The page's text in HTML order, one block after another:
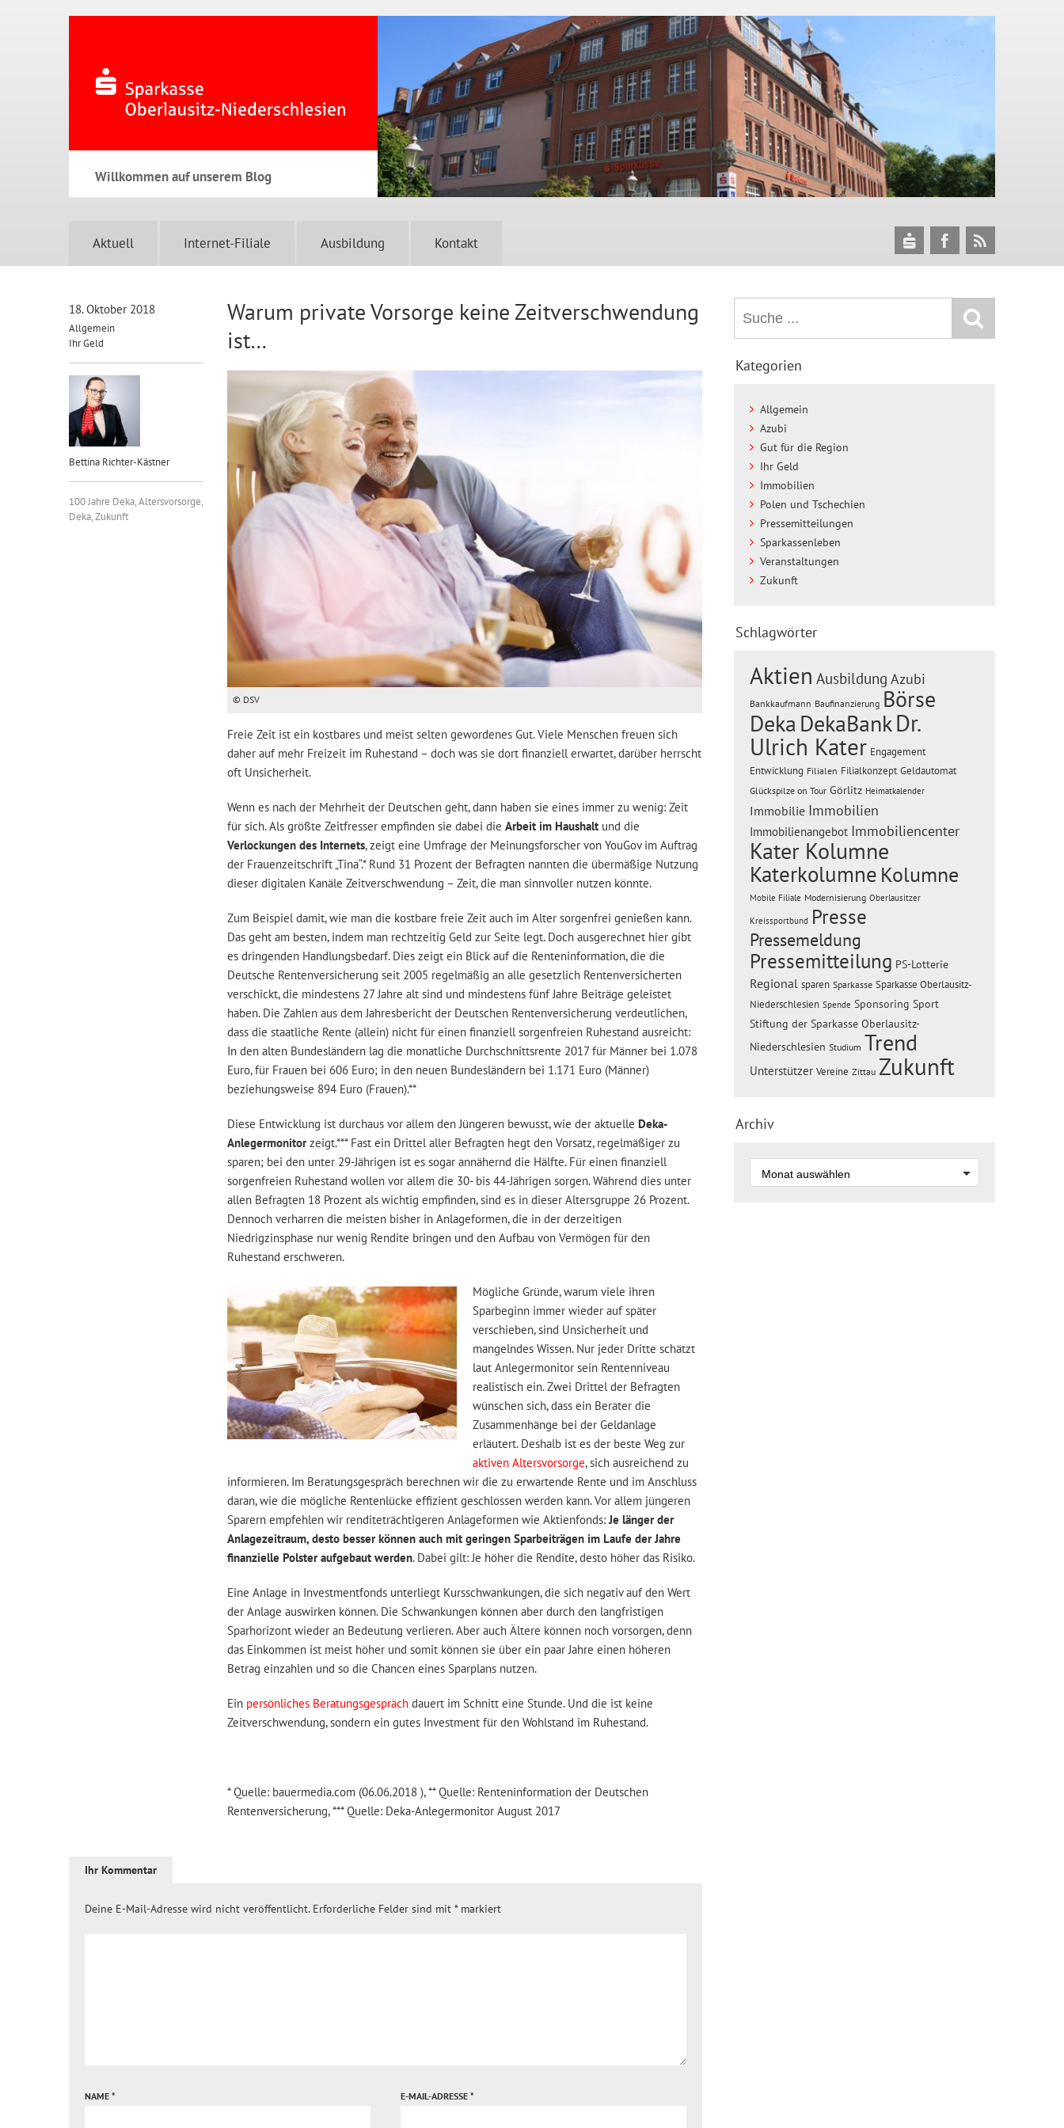
Willkommen auf unserem Blog
Aktuell Internet-Filiale Ausbildung Kontakt
18. Oktober 2018
Allgemein
Ihr Geld
Bettina Richter-Kästner
100 Jahre Deka,Altersvorsorge,
Deka,Zukunft
Warum private Vorsorge keine Zeitverschwendung
ist…
© DSV
Freie Zeit ist ein kostbares und meist selten gewordenes Gut. Viele Menschen freuen sich
daher auf mehr Freizeit im Ruhestand – doch was sie dort finanziell erwartet, darüber herrscht
oft Unsicherheit.
Wenn es nach der Mehrheit der Deutschen geht, dann haben sie eines immer zu wenig: Zeit
für sich. Als größte Zeitfresser empfinden sie dabei die Arbeit im Haushalt und die
Verlockungen des Internets, zeigt eine Umfrage der Meinungsforscher von YouGov im Auftrag
der Frauenzeitschrift „Tina“.* Rund 31 Prozent der Befragten nannten die übermäßige Nutzung
dieser digitalen Kanäle Zeitverschwendung – Zeit, die man sinnvoller nutzen könnte.
Zum Beispiel damit, wie man die kostbare freie Zeit auch im Alter sorgenfrei genießen kann.
Das geht am besten, indem man rechtzeitig Geld zur Seite legt. Doch ausgerechnet hier gibt
es dringenden Handlungsbedarf. Dies zeigt ein Blick auf die Renteninformation, die die
Deutsche Rentenversicherung seit 2005 regelmäßig an alle gesetzlich Rentenversicherten
verschickt, die mindestens 27 Jahre alt sind und mindestens fünf Jahre Beiträge geleistet
haben. Die Zahlen aus dem Jahresbericht der Deutschen Rentenversicherung verdeutlichen,
dass die staatliche Rente (allein) nicht für einen finanziell sorgenfreien Ruhestand ausreicht:
In den alten Bundesländern lag die monatliche Durchschnittsrente 2017 für Männer bei 1.078
Euro, für Frauen bei 606 Euro; in den neuen Bundesländern bei 1.171 Euro (Männer)
beziehungsweise 894 Euro (Frauen).**
Diese Entwicklung ist durchaus vor allem den Jüngeren bewusst, wie der aktuelle Deka-
Anlegermonitorzeigt.*** Fast ein Drittel aller Befragten hegt den Vorsatz, regelmäßiger zu
sparen; bei den unter 29-Jährigen ist es sogar annähernd die Hälfte. Für einen finanziell
sorgenfreien Ruhestand wollen vor allem die 30- bis 44-Jährigen sorgen. Während dies unter
allen Befragten 18 Prozent als wichtig empfinden, sind es in dieser Altersgruppe 26 Prozent.
Dennoch verharren die meisten bisher in Anlageformen, die in der derzeitigen
Niedrigzinsphase nur wenig Rendite bringen und den Aufbau von Vermögen für den
Ruhestand erschweren.
Mögliche Gründe, warum viele ihren
Sparbeginn immer wieder auf später
verschieben, sind Unsicherheit und
mangelndes Wissen. Nur jeder Dritte schätzt
laut Anlegermonitor sein Rentenniveau
realistisch ein. Zwei Drittel der Befragten
wünschen sich, dass ein Berater die
Zusammenhänge bei der Geldanlage
erläutert. Deshalb ist es der beste Weg zur
aktiven Altersvorsorge, sich ausreichend zu
informieren. Im Beratungsgespräch berechnen wir die zu erwartende Rente und im Anschluss
daran, wie die mögliche Rentenlücke effizient geschlossen werden kann. Vor allem jüngeren
Sparern empfehlen wir renditeträchtigeren Anlageformen wie Aktienfonds:Je länger der
Anlagezeitraum, desto besser können auch mit geringen Sparbeiträgen im Laufe der Jahre
finanzielle Polster aufgebaut werden. Dabei gilt: Je höher die Rendite, desto höher das Risiko.
Eine Anlage in Investmentfonds unterliegt Kursschwankungen, die sich negativ auf den Wert
der Anlage auswirken können. Die Schwankungen können aber durch den langfristigen
Sparhorizont wieder an Bedeutung verlieren. Aber auch Ältere können noch vorsorgen, denn
das Einkommen ist meist höher und somit können sie über ein paar Jahre einen höheren
Betrag einzahlen und so die Chancen eines Sparplans nutzen.
Ein persönliches Beratungsgespräch dauert im Schnitt eine Stunde. Und die ist keine
Zeitverschwendung, sondern ein gutes Investment für den Wohlstand im Ruhestand.
* Quelle: bauermedia.com (06.06.2018 ), ** Quelle: Renteninformation der Deutschen
Rentenversicherung, *** Quelle: Deka-Anlegermonitor August 2017
Ihr Kommentar
Deine E-Mail-Adresse wird nicht veröffentlicht. Erforderliche Felder sind mit *markiert
NAME * E-MAIL-ADRESSE *
Kategorien
Allgemein
Azubi
Gut für die Region
Ihr Geld
Immobilien
Polen und Tschechien
Pressemitteilungen
Sparkassenleben
Veranstaltungen
Zukunft
Schlagwörter
Aktien Ausbildung Azubi
Bankkaufmann Baufinanzierung Börse
Deka DekaBankDr.
Ulrich Kater Engagement
Entwicklung Filialen Filialkonzept Geldautomat
Glückspilze on Tour Görlitz Heimatkalender
Immobilie Immobilien
Immobilienangebot Immobiliencenter
Kater Kolumne
Katerkolumne Kolumne
Mobile Filiale Modernisierung Oberlausitzer
Kreissportbund Presse
Pressemeldung
Pressemitteilung PS-Lotterie
Regional sparen Sparkasse Sparkasse Oberlausitz-
Niederschlesien Spende Sponsoring Sport
Stiftung der Sparkasse Oberlausitz-
Niederschlesien Studium Trend
Unterstützer Vereine Zittau Zukunft
Archiv